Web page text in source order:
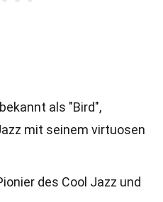
als "Bird",
mit seinem virtuosen
des Cool Jazz und